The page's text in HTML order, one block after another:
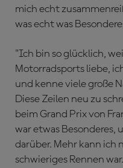
mich echt
was echt was
"Ich bin so glücklich,
Motorradsports liebe,
und kenne viele große
Diese Zeilen neu zu
beim Grand Prix von
war etwas Besonderes,
darüber. Mehr kann ich
schwieriges Rennen